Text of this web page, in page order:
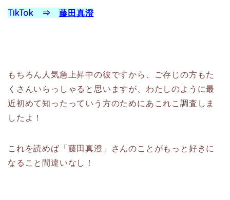
TikTok ⇒藤田真澄
もちろん人気急上昇中の彼ですから、ご存じの方もた
くさんいらっしゃると思いますが、わたしのように最
近初めて知ったっていう方のためにあこれこ調査しま
したよ！
これを読めば「藤田真澄」さんのことがもっと好きに
なること間違いなし！